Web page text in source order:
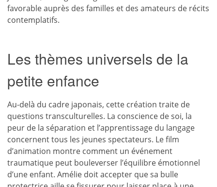
favorable auprès des familles et des amateurs de récits
contemplatifs.
Les thèmes universels de la
petite enfance
Au-delà du cadre japonais, cette création traite de
questions transculturelles. La conscience de soi, la
peur de la séparation et l’apprentissage du langage
concernent tous les jeunes spectateurs. Le film
d’animation montre comment un événement
traumatique peut bouleverser l’équilibre émotionnel
d’une enfant. Amélie doit accepter que sa bulle